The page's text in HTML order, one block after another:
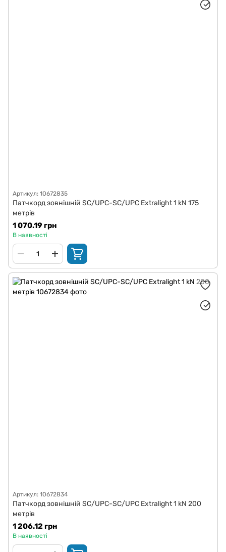
Артикул: 10672835
Патчкорд зовнішній SC/UPC-SC/UPC Extralight 1 kN 175
метрів
1 070.19 грн
В наявності
Артикул: 10672834
Патчкорд зовнішній SC/UPC-SC/UPC Extralight 1 kN 200
метрів
1 206.12 грн
В наявності